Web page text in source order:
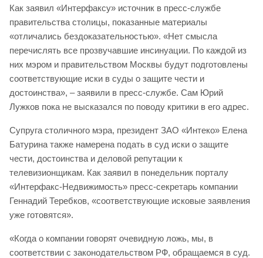
Как заявил «Интерфаксу» источник в пресс-службе
правительства столицы, показанные материалы
«отличались бездоказательностью». «Нет смысла
перечислять все прозвучавшие инсинуации. По каждой из
них мэром и правительством Москвы будут подготовлены
соответствующие иски в суды о защите чести и
достоинства», – заявили в пресс-службе. Сам Юрий
Лужков пока не высказался по поводу критики в его адрес.
Супруга столичного мэра, президент ЗАО «Интеко» Елена
Батурина также намерена подать в суд иски о защите
чести, достоинства и деловой репутации к
телевизионщикам. Как заявил в понедельник порталу
«Интерфакс-Недвижимость» пресс-секретарь компании
Геннадий Теребков, «соответствующие исковые заявления
уже готовятся».
«Когда о компании говорят очевидную ложь, мы, в
соответствии с законодательством РФ, обращаемся в суд.